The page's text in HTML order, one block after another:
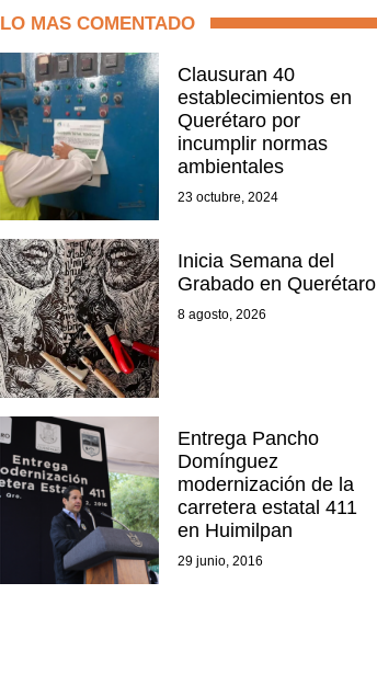
LO MAS COMENTADO
Clausuran 40
establecimientos en
Querétaro por
incumplir normas
ambientales
23 octubre, 2024
Inicia Semana del
Grabado en Querétaro
8 agosto, 2026
Entrega Pancho
Domínguez
modernización de la
carretera estatal 411
en Huimilpan
29 junio, 2016